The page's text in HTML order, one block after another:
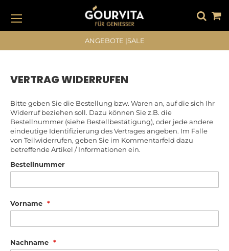
DIREKT
ZUM
INHALT
#DRÜCKEN SIE DIE EINGABETASTE, UM ZU SUCHEN
ANGEBOTE |SALE
VERTRAG WIDERRUFEN
Bitte geben Sie die Bestellung bzw. Waren an, auf die sich Ihr
Widerruf beziehen soll. Dazu können Sie z.B. die
Bestellnummer (siehe Bestellbestätigung), oder jede andere
eindeutige Identifizierung des Vertrages angeben. Im Falle
von Teilwiderrufen, geben Sie im Kommentarfeld dazu
betreffende Artikel / Informationen ein.
Bestellnummer
Vorname
Nachname